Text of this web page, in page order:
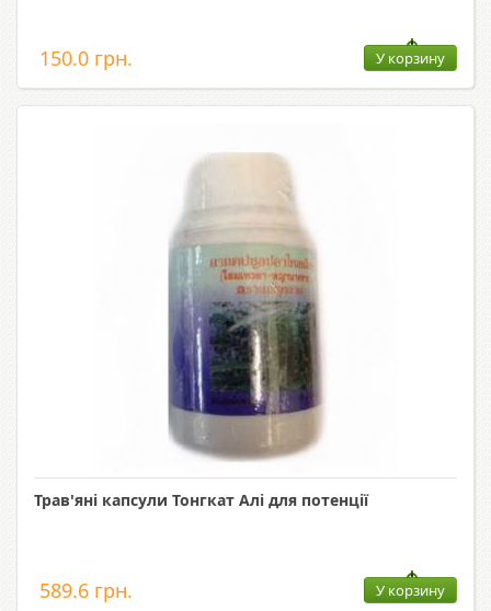
150.0 грн. У корзину
Трав'яні капсули Тонгкат Алі для потенції
589.6 грн. У корзину